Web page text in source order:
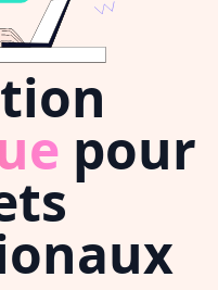
pour